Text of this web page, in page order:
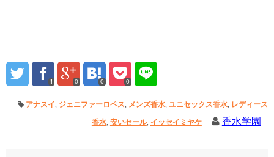
0 0 0
アナスイ, ジェニファーロペス, メンズ香水, ユニセックス香水, レディース
香水, 安いセール, イッセイミヤケ 香水学園